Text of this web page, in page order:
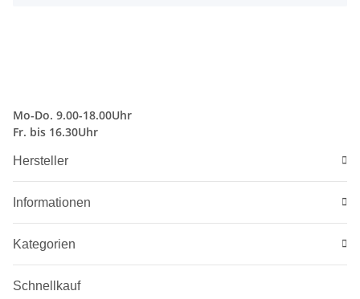
Mo-Do. 9.00-18.00Uhr
Fr. bis 16.30Uhr
Hersteller
Informationen
Kategorien
Schnellkauf